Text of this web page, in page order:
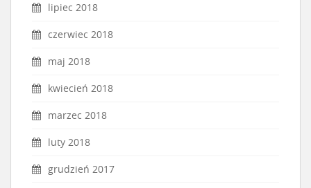
lipiec 2018
czerwiec 2018
maj 2018
kwiecień 2018
marzec 2018
luty 2018
grudzień 2017